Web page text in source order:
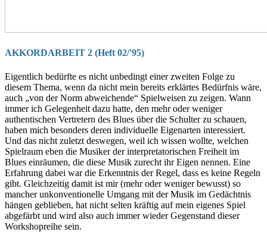
AKKORDARBEIT 2 (Heft 02/'95)
Eigentlich bedürfte es nicht unbedingt einer zweiten Folge zu
diesem Thema, wenn da nicht mein bereits erklärtes Bedürfnis wäre,
auch „von der Norm abweichende“ Spiel­weisen zu zeigen. Wann
immer ich Gelegen­heit dazu hatte, den mehr oder weniger
authentischen Vertretern des Blues über die Schulter zu schauen,
haben mich besonders deren individuelle Eigenarten interessiert.
Und das nicht zuletzt deswegen, weil ich wissen wollte, welchen
Spielraum eben die Musiker der interpretatorischen Freiheit im
Blues einräumen, die diese Musik zurecht ihr Eigen nennen. Eine
Erfahrung dabei war die Erkenntnis der Regel, dass es keine Regeln
gibt. Gleichzeitig damit ist mir (mehr oder weniger bewusst) so
mancher unkonventionelle Um­gang mit der Musik im Gedächtnis
hängen geblieben, hat nicht selten kräftig auf mein eigenes Spiel
abgefärbt und wird also auch immer wieder Gegenstand dieser
Workshopreihe sein.